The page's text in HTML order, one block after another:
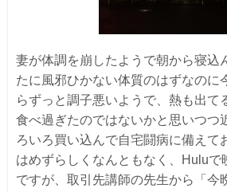
妻が体調を崩したようで朝から寝込
たに風邪ひかない体質のはずなのに
らずっと調子悪いようで、熱も出て
食べ過ぎたのではないかと思いつつ
ろいろ買い込んで自宅闘病に備えて
はめずらしくなんともなく、Huluで
ですが、取引先講師の先生から「今